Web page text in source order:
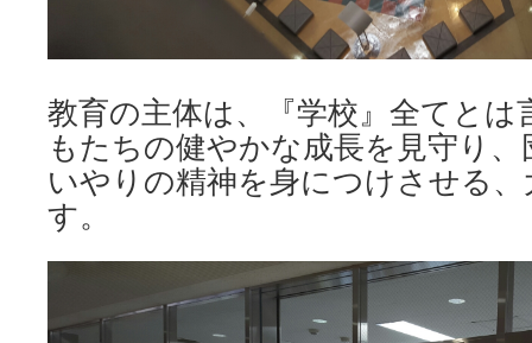
教育の主体は、『学校』全てと
もたちの健やかな成長を見守り
いやりの精神を身につけさせる
す。